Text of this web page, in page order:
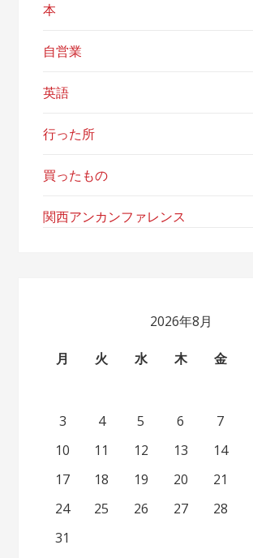
本
自営業
英語
行った所
買ったもの
関西アンカンファレンス
2026年8月
月 火 水 木 金
3
4 5 6 7
10
11 12 13 14
17
18 19 20 21
24
25 26 27 28
31